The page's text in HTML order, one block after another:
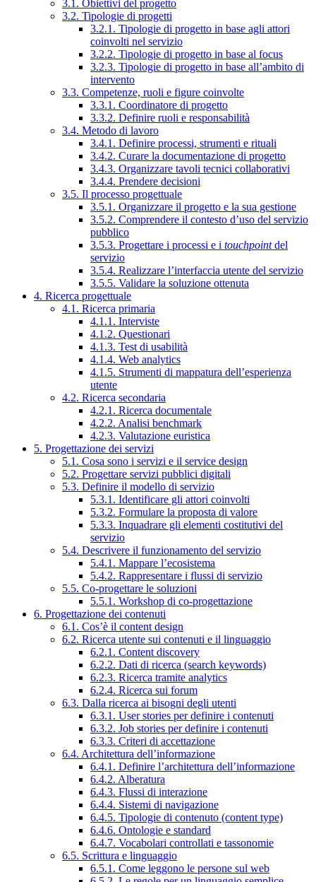
3.1. Obiettivi del progetto
3.2. Tipologie di progetti
3.2.1. Tipologie di progetto in base agli attori
coinvolti nel servizio
3.2.2. Tipologie di progetto in base al focus
3.2.3. Tipologie di progetto in base all’ambito di
intervento
3.3. Competenze, ruoli e figure coinvolte
3.3.1. Coordinatore di progetto
3.3.2. Definire ruoli e responsabilità
3.4. Metodo di lavoro
3.4.1. Definire processi, strumenti e rituali
3.4.2. Curare la documentazione di progetto
3.4.3. Organizzare tavoli tecnici collaborativi
3.4.4. Prendere decisioni
3.5. Il processo progettuale
3.5.1. Organizzare il progetto e la sua gestione
3.5.2. Comprendere il contesto d’uso del servizio
pubblico
3.5.3. Progettare i processi e i touchpointdel
servizio
3.5.4. Realizzare l’interfaccia utente del servizio
3.5.5. Validare la soluzione ottenuta
4. Ricerca progettuale
4.1. Ricerca primaria
4.1.1. Interviste
4.1.2. Questionari
4.1.3. Test di usabilità
4.1.4. Web analytics
4.1.5. Strumenti di mappatura dell’esperienza
utente
4.2. Ricerca secondaria
4.2.1. Ricerca documentale
4.2.2. Analisi benchmark
4.2.3. Valutazione euristica
5. Progettazione dei servizi
5.1. Cosa sono i servizi e il service design
5.2. Progettare servizi pubblici digitali
5.3. Definire il modello di servizio
5.3.1. Identificare gli attori coinvolti
5.3.2. Formulare la proposta di valore
5.3.3. Inquadrare gli elementi costitutivi del
servizio
5.4. Descrivere il funzionamento del servizio
5.4.1. Mappare l’ecosistema
5.4.2. Rappresentare i flussi di servizio
5.5. Co-progettare le soluzioni
5.5.1. Workshop di co-progettazione
6. Progettazione dei contenuti
6.1. Cos’è il content design
6.2. Ricerca utente sui contenuti e il linguaggio
6.2.1. Content discovery
6.2.2. Dati di ricerca (search keywords)
6.2.3. Ricerca tramite analytics
6.2.4. Ricerca sui forum
6.3. Dalla ricerca ai bisogni degli utenti
6.3.1. User stories per definire i contenuti
6.3.2. Job stories per definire i contenuti
6.3.3. Criteri di accettazione
6.4. Architettura dell’informazione
6.4.1. Definire l’architettura dell’informazione
6.4.2. Alberatura
6.4.3. Flussi di interazione
6.4.4. Sistemi di navigazione
6.4.5. Tipologie di contenuto (content type)
6.4.6. Ontologie e standard
6.4.7. Vocabolari controllati e tassonomie
6.5. Scrittura e linguaggio
6.5.1. Come leggono le persone sul web